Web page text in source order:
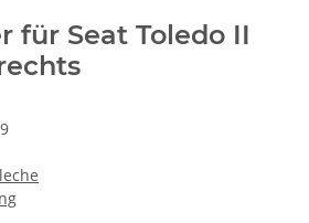
für Seat Toledo II